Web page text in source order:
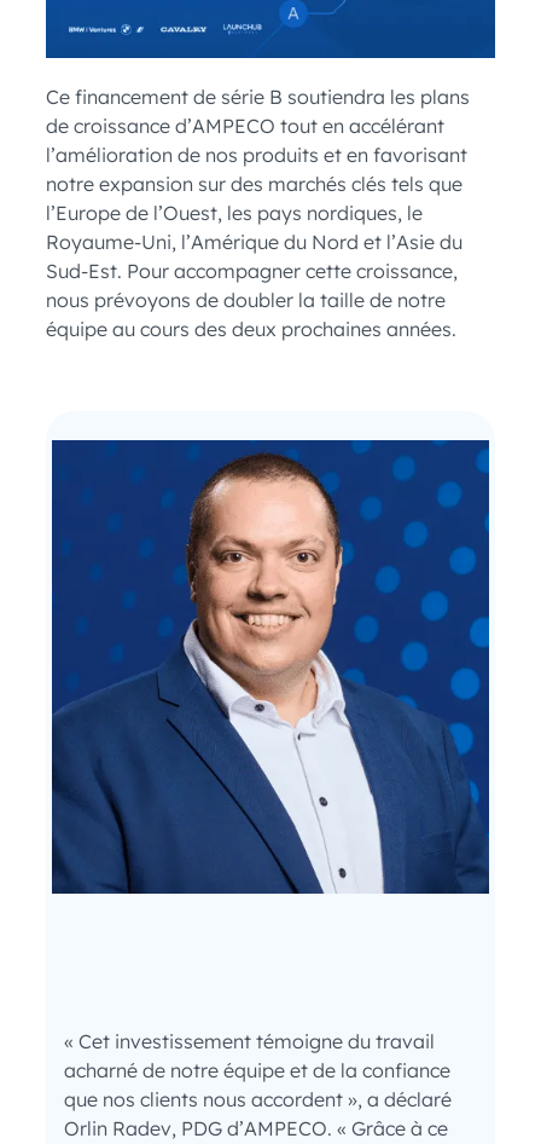
Ce financement de série B soutiendra les plans
de croissance d’AMPECO tout en accélérant
l’amélioration de nos produits et en favorisant
notre expansion sur des marchés clés tels que
l’Europe de l’Ouest, les pays nordiques, le
Royaume-Uni, l’Amérique du Nord et l’Asie du
Sud-Est. Pour accompagner cette croissance,
nous prévoyons de doubler la taille de notre
équipe au cours des deux prochaines années.
« Cet investissement témoigne du travail
acharné de notre équipe et de la confiance
que nos clients nous accordent », a déclaré
Orlin Radev, PDG d’AMPECO. « Grâce à ce